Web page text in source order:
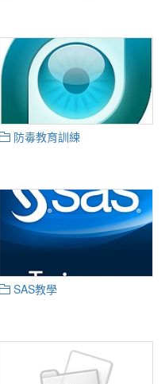
防毒教育訓練
SAS教學